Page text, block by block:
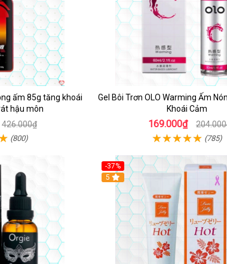
ấm 85g tăng khoái
hậu môn
426.000₫
(800)
Gel Bôi Trơn OLO Warming Ấm
Khoái Cảm
169.000₫
(785)
-37%
5